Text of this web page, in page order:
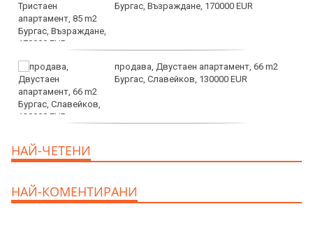
Бургас, Възраждане, 170000 EUR
продава, Двустаен апартамент, 66 m2
Бургас, Славейков, 130000 EUR
НАЙ-ЧЕТЕНИ
НАЙ-КОМЕНТИРАНИ